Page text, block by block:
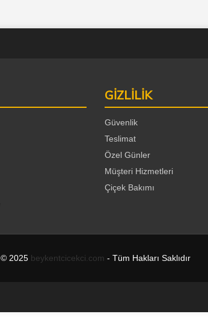
GİZLİLİK
Güvenlik
Teslimat
Özel Günler
Müşteri Hizmetleri
Çiçek Bakımı
© 2025 beykentcicekci.com - Tüm Hakları Saklıdır